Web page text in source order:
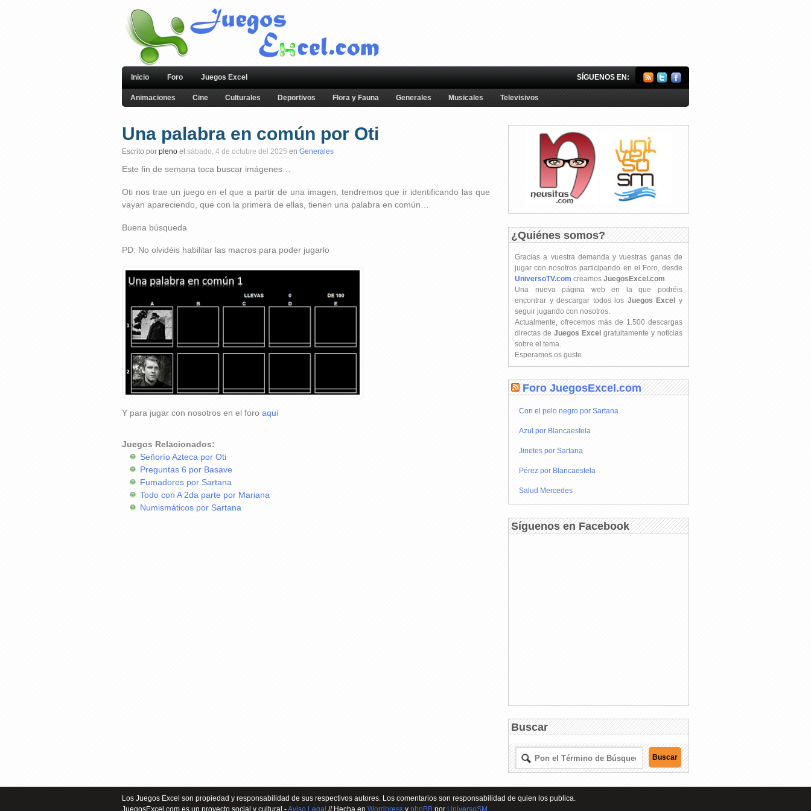
Inicio Foro Juegos Excel SÍGUENOS EN:
Animaciones Cine Culturales Deportivos Flora y Fauna Generales Musicales Televisivos
Una palabra en común por Oti
Escrito por pleno el sábado, 4 de octubre del 2025 en Generales
Este fin de semana toca buscar imágenes…
Oti nos trae un juego en el que a partir de una imagen, tendremos que ir identificando las que
vayan apareciendo, que con la primera de ellas, tienen una palabra en común…
Buena búsqueda
PD: No olvidéis habilitar las macros para poder jugarlo
Y para jugar con nosotros en el foro aquí
Juegos Relacionados:
Señorío Azteca por Oti
Preguntas 6 por Basave
Fumadores por Sartana
Todo con A 2da parte por Mariana
Numismáticos por Sartana
¿Quiénes somos?
Gracias a vuestra demanda y vuestras ganas de
jugar con nosotros participando en el Foro, desde
UniversoTV.com creamos JuegosExcel.com
Una nueva página web en la que podréis
encontrar y descargar todos los Juegos Excel y
seguir jugando con nosotros.
Actualmente, ofrecemos más de 1.500 descargas
directas de Juegos Excel gratuitamente y noticias
sobre el tema.
Esperamos os guste.
Foro JuegosExcel.com
Con el pelo negro por Sartana
Azul por Blancaestela
Jinetes por Sartana
Pérez por Blancaestela
Salud Mercedes
Síguenos en Facebook
Buscar
Los Juegos Excel son propiedad y responsabilidad de sus respectivos autores. Los comentarios son responsabilidad de quien los publica.
JuegosExcel.com es un proyecto social y cultural -Aviso Legal // Hecha en Wordpress y phpBB por UniversoSM